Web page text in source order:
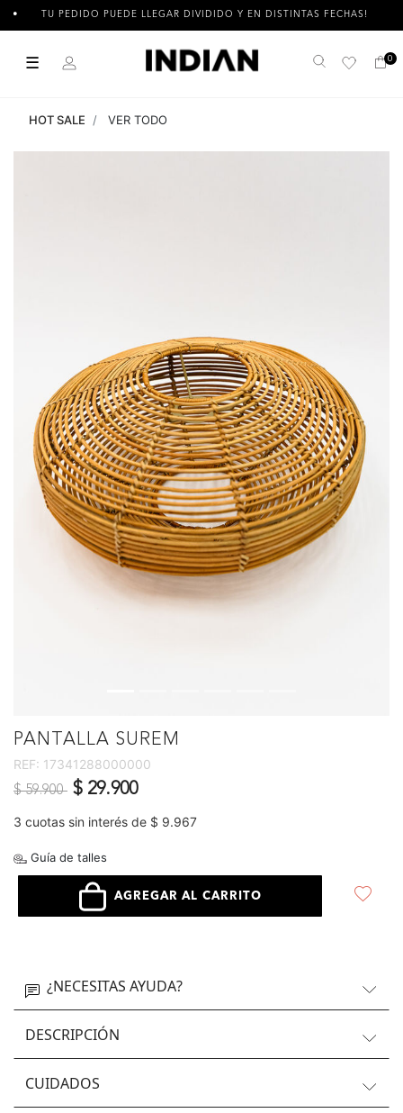
TU PEDIDO PUEDE LLEGAR DIVIDIDO Y EN DISTINTAS FECHAS!
☰ Buscar 0
HOT SALE VER TODO
PANTALLA SUREM
REF: 17341288000000
Precio reducido de
$ 59.900 a$ 29.900
3 cuotas sin interés de $ 9.967
Guía de talles
AGREGAR AL CARRITO
¿NECESITAS AYUDA?
DESCRIPCIÓN
CUIDADOS